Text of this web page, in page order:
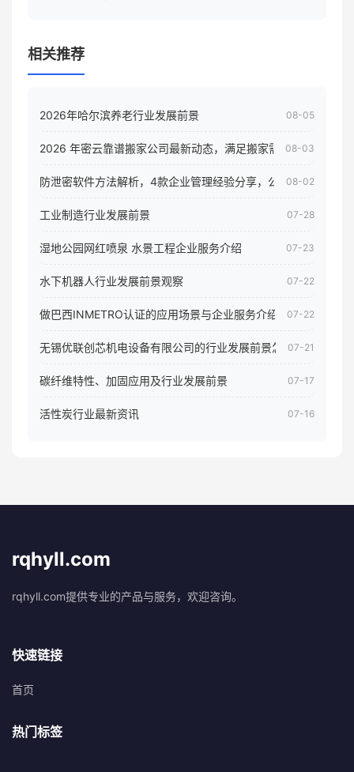
相关推荐
2026年哈尔滨养老行业发展前景 08-05
2026 年密云靠谱搬家公司最新动态，满足搬家需求！08-03
防泄密软件方法解析，4款企业管理经验分享，公司员工电脑核
08-02
工业制造行业发展前景 07-28
湿地公园网红喷泉 水景工程企业服务介绍 07-23
水下机器人行业发展前景观察 07-22
做巴西INMETRO认证的应用场景与企业服务介绍 07-22
无锡优联创芯机电设备有限公司的行业发展前景怎样07-21
碳纤维特性、加固应用及行业发展前景 07-17
活性炭行业最新资讯 07-16
rqhyll.com
rqhyll.com提供专业的产品与服务，欢迎咨询。
快速链接
首页
热门标签